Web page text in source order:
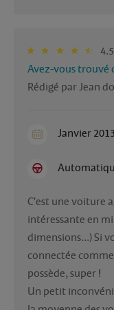
Avez-vous trouvé
Rédigé par Jean
Janvier 2013
C'est une voiture
intéressante en
dimensions...) Si
connectée
possède, super !
Un petit